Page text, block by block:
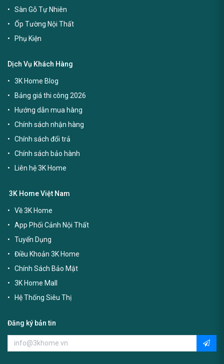
Sàn Gỗ Tự Nhiên
Ốp Tường Nội Thất
Phụ Kiện
Dịch Vụ Khách Hàng
3K Home Blog
Bảng giá thi công 2026
Hướng dẫn mua hàng
Chính sách nhận hàng
Chính sách đổi trả
Chính sách bảo hành
Liên hệ 3K Home
3K Home Việt Nam
Về 3K Home
App Phối Cảnh Nội Thất
Tuyển Dụng
Điều Khoản 3K Home
Chính Sách Bảo Mật
3K Home Mall
Hệ Thống Siêu Thị
Đăng ký bản tin